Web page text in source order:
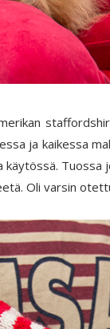
ja kaikessa
Tuossa
Oli varsin